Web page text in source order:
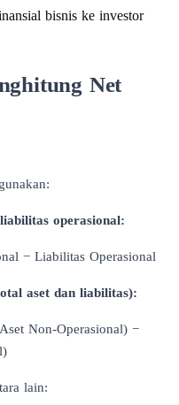
bisnis ke investor
Net
operasional:
− Liabilitas Operasional
aset dan liabilitas):
Non-Operasional) −
lain: